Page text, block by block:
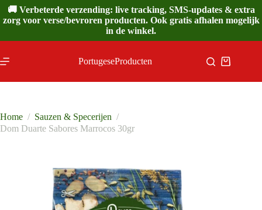
Ga
naar
de
🚚 Verbeterde verzending: live tracking, SMS-updates & extra
zorg voor verse/bevroren producten. Ook gratis afhalen mogelijk
in de winkel.
PortugeseProducten
Home / Sauzen & Specerijen /
Dom Duarte Sabores Marrocos 30gr